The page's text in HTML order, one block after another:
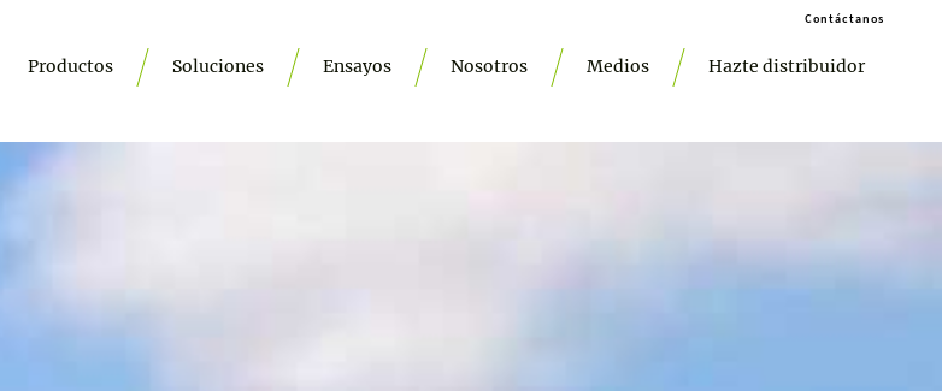
Contáctanos
Productos Soluciones Ensayos Nosotros Medios Hazte distribuidor